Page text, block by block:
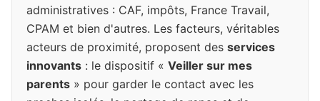
administratives : CAF, impôts, France Travail,
CPAM et bien d'autres. Les facteurs, véritables
acteurs de proximité, proposent des services
innovants : le dispositif « Veiller sur mes
parents » pour garder le contact avec les